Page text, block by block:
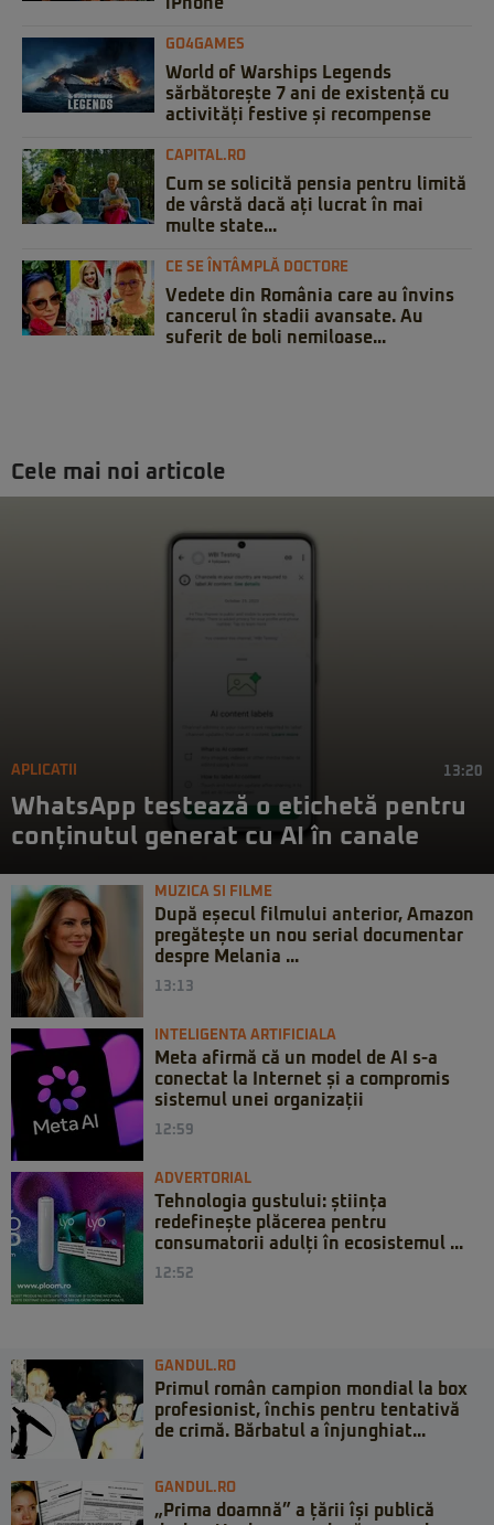
iPhone
GO4GAMES
World of Warships Legends
sărbătorește 7 ani de existență cu
activități festive și recompense
CAPITAL.RO
Cum se solicită pensia pentru limită
de vârstă dacă ați lucrat în mai
multe state...
CE SE ÎNTÂMPLĂ DOCTORE
Vedete din România care au învins
cancerul în stadii avansate. Au
suferit de boli nemiloase...
Cele mai noi articole
APLICATII 13:20
WhatsApp testează o etichetă pentru
conținutul generat cu AI în canale
MUZICA SI FILME
După eșecul filmului anterior, Amazon
pregătește un nou serial documentar
despre Melania ...
13:13
INTELIGENTA ARTIFICIALA
Meta afirmă că un model de AI s-a
conectat la Internet și a compromis
sistemul unei organizații
12:59
ADVERTORIAL
Tehnologia gustului: știința
redefinește plăcerea pentru
consumatorii adulți în ecosistemul ...
12:52
GANDUL.RO
Primul român campion mondial la box
profesionist, închis pentru tentativă
de crimă. Bărbatul a înjunghiat...
GANDUL.RO
„Prima doamnă” a țării își publică